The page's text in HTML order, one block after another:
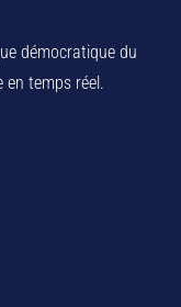
démocratique du
en temps réel.